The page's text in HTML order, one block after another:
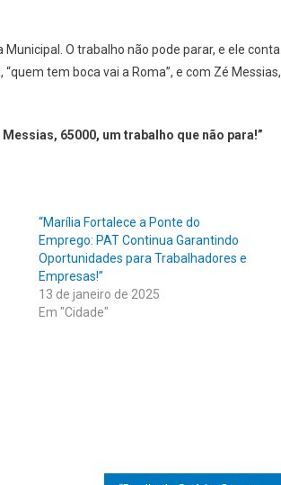
O trabalho não pode parar, e ele conta
tem boca vai a Roma”, e com Zé Messias,
65000, um trabalho que não para!”
“Marília Fortalece a Ponte do
Emprego: PAT Continua Garantindo
Oportunidades para Trabalhadores e
Empresas!”
13 de janeiro de 2025
Em "Cidade"